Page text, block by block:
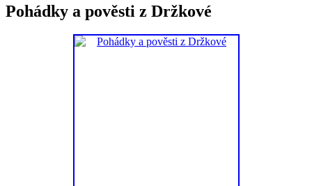
Pohádky a pověsti z Držkové